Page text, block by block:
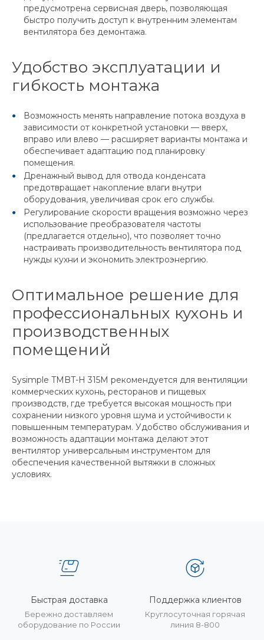
предусмотрена сервисная дверь, позволяющая
быстро получить доступ к внутренним элементам
вентилятора без демонтажа.
Удобство эксплуатации и
гибкость монтажа
Возможность менять направление потока воздуха в
зависимости от конкретной установки — вверх,
вправо или влево — расширяет варианты монтажа и
обеспечивает адаптацию под планировку
помещения.
Дренажный вывод для отвода конденсата
предотвращает накопление влаги внутри
оборудования, увеличивая срок его службы.
Регулирование скорости вращения возможно через
использование преобразователя частоты
(предлагается отдельно), что позволяет точно
настраивать производительность вентилятора под
нужды кухни и экономить электроэнергию.
Оптимальное решение для
профессиональных кухонь и
производственных
помещений
Sysimple TMBT-H 315M рекомендуется для вентиляции
коммерческих кухонь, ресторанов и пищевых
производств, где требуется высокая мощность при
сохранении низкого уровня шума и устойчивости к
повышенным температурам. Удобство обслуживания и
возможность адаптации монтажа делают этот
вентилятор универсальным инструментом для
обеспечения качественной вытяжки в сложных
условиях.
Быстрая доставка
Бережно доставляем
оборудование по России
Поддержка клиентов
Круглосуточная горячая
линия 8-800